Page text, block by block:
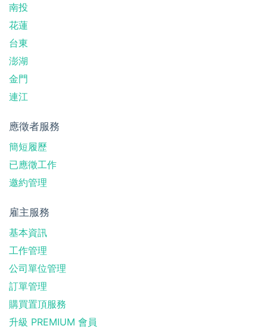
南投
花蓮
台東
澎湖
金門
連江
應徵者服務
簡短履歷
已應徵工作
邀約管理
雇主服務
基本資訊
工作管理
公司單位管理
訂單管理
購買置頂服務
升級 PREMIUM 會員